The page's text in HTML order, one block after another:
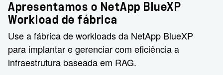
Apresentamos o NetApp BlueXP
Workload de fábrica
Use a fábrica de workloads da NetApp BlueXP
para implantar e gerenciar com eficiência a
infraestrutura baseada em RAG.